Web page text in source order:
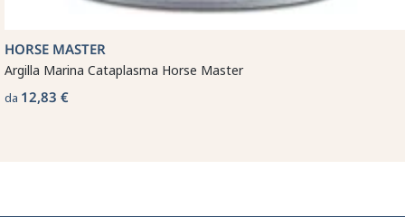
HORSE MASTER
Argilla Marina Cataplasma Horse Master
da 12,83 €